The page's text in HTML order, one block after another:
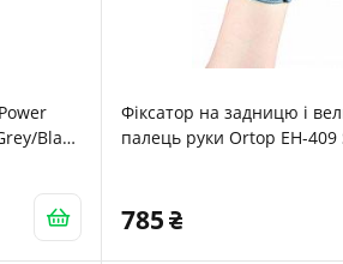
Black
Фіксатор на задницю і
палець руки Ortop EH-409
785